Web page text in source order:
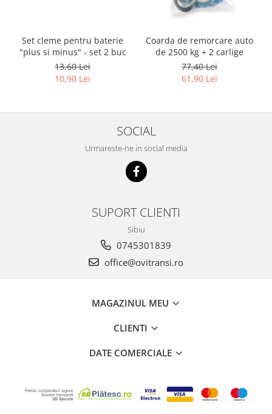
Set cleme pentru baterie
"plus si minus" - set 2 buc
13,60 Lei
10,90 Lei
Coarda de remorcare auto
de 2500 kg + 2 carlige
77,40 Lei
61,90 Lei
SOCIAL
Urmareste-ne in social media
SUPORT CLIENTI
Sibiu
0745301839
office@ovitransi.ro
MAGAZINUL MEU
CLIENTI
DATE COMERCIALE